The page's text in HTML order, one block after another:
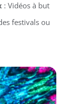
: Vidéos à but
festivals ou